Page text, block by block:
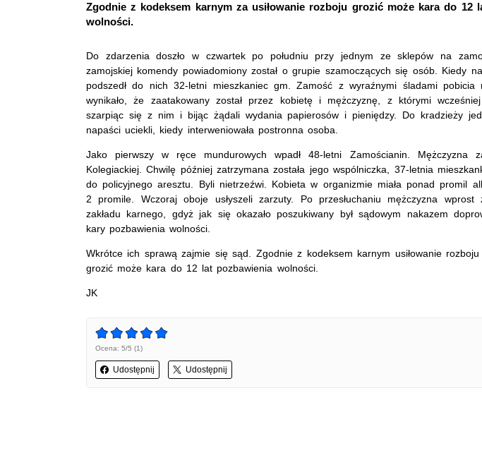
Zgodnie z kodeksem karnym za usiłowanie rozboju grozić może kara do 12
wolności.
Do zdarzenia doszło w czwartek po południu przy jednym ze sklepów na
zamojskiej komendy powiadomiony został o grupie szamoczących się osób. Kiedy
podszedł do nich 32-letni mieszkaniec gm. Zamość z wyraźnymi śladami
wynikało, że zaatakowany został przez kobietę i mężczyznę, z którymi wcześniej
szarpiąc się z nim i bijąc żądali wydania papierosów i pieniędzy. Do kradzieży
napaści uciekli, kiedy interweniowała postronna osoba.
Jako pierwszy w ręce mundurowych wpadł 48-letni Zamościanin. Mężczyzna
Kolegiackiej. Chwilę później zatrzymana została jego wspólniczka, 37-letnia
do policyjnego aresztu. Byli nietrzeźwi. Kobieta w organizmie miała ponad promil
2 promile. Wczoraj oboje usłyszeli zarzuty. Po przesłuchaniu mężczyzna
zakładu karnego, gdyż jak się okazało poszukiwany był sądowym nakazem
kary pozbawienia wolności.
Wkrótce ich sprawą zajmie się sąd. Zgodnie z kodeksem karnym usiłowanie
grozić może kara do 12 lat pozbawienia wolności.
JK
Ocena: 5/5 (1)
Udostępnij Udostępnij